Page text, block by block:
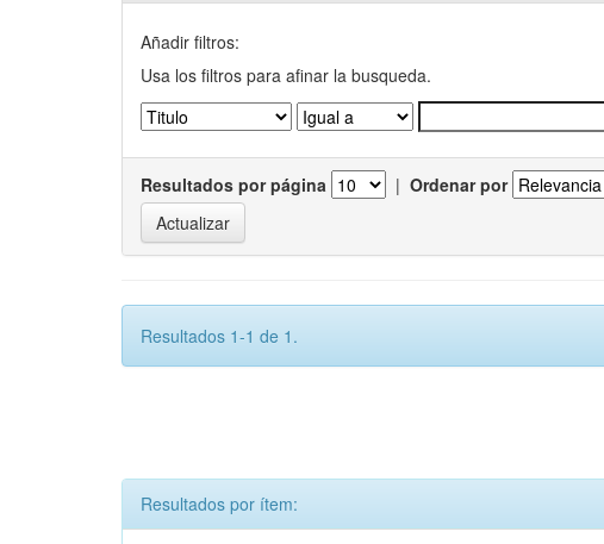
Añadir filtros:
Usa los filtros para afinar la busqueda.
Resultados por página | Ordenar por
Resultados 1-1 de 1.
Resultados por ítem: